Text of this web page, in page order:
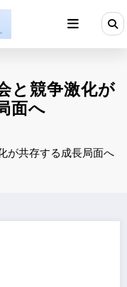
と競争激化が
面へ
が共存する成長局面へ